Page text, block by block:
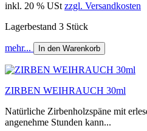
inkl. 20 % USt zzgl. Versandkosten
Lagerbestand 3 Stück
mehr... In den Warenkorb
ZIRBEN WEIHRAUCH 30ml
Natürliche Zirbenholzspäne mit
angenehme Stunden kann...